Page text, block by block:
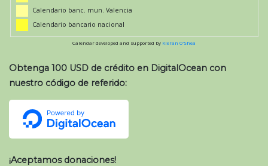
Calendario banc. mun. Valencia
Calendario bancario nacional
Calendar developed and supported by Kieran O'Shea
Obtenga 100 USD de crédito en DigitalOcean con
nuestro código de referido:
¡Aceptamos donaciones!